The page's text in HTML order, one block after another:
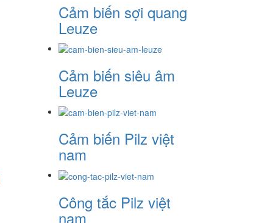
Cảm biến sợi quang
Leuze
Cảm biến siêu âm
Leuze
Cảm biến Pilz việt
nam
Công tắc Pilz việt
nam